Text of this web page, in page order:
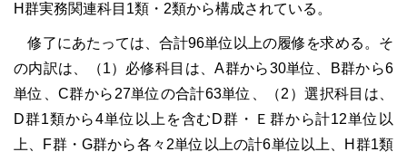
H群実務関連科目1類・2類から構成されている。
修了にあたっては、合計96単位以上の履修を求める。そ
の内訳は、（1）必修科目は、A群から30単位、B群から6
単位、C群から27単位の合計63単位、（2）選択科目は、
D群1類から4単位以上を含むD群・Ｅ群から計12単位以
上、F群・G群から各々2単位以上の計6単位以上、H群1類